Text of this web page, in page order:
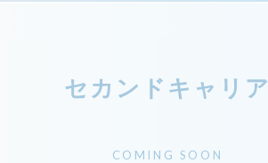
セカンドキャリア
COMING SOON